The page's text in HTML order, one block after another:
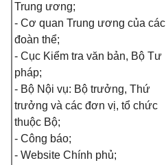
Trung ương;
- Cơ quan Trung ương của các
đoàn thể;
- Cục Kiểm tra văn bản, Bộ Tư
pháp;
- Bộ Nội vụ: Bộ trưởng, Thứ
trưởng và các đơn vị, tổ chức
thuộc Bộ;
- Công báo;
- Website Chính phủ;